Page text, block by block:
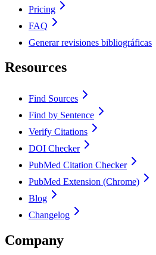
Pricing
FAQ
Generar revisiones bibliográficas
Resources
Find Sources
Find by Sentence
Verify Citations
DOI Checker
PubMed Citation Checker
PubMed Extension (Chrome)
Blog
Changelog
Company